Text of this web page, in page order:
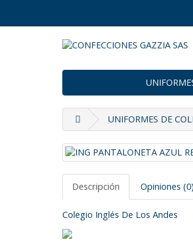
UNIFORMES DE
Descripción Opiniones (0)
Colegio Inglés De Los Andes